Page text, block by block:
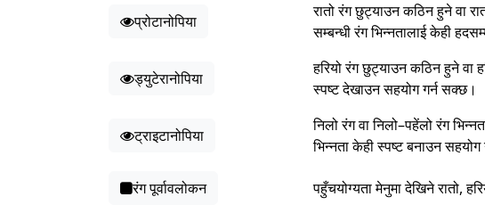
प्रोटानोपिया
रातो रंग छुट्याउन कठिन हुने वा
सम्बन्धी रंग भिन्नतालाई केही
ड्युटेरानोपिया
हरियो रंग छुट्याउन कठिन हुने वा
स्पष्ट देखाउन सहयोग गर्न सक्छ।
ट्राइटानोपिया
निलो रंग वा निलो–पहेंलो रंग
भिन्नता केही स्पष्ट बनाउन
रंग पूर्वावलोकन पहुँचयोग्यता मेनुमा देखिने रातो,